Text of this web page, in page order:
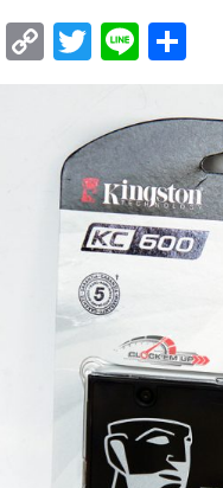
F C
y
Li
n
T
w
itt
er
Li
n
e ar
e